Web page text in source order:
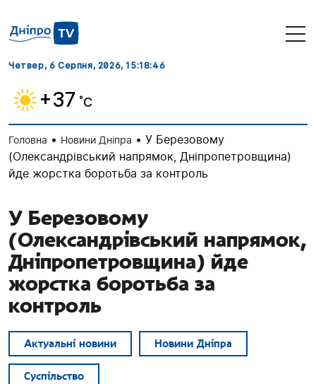
Четвер, 6 Серпня, 2026, 15:18:47
+37 ˚C
Головна • Новини Дніпра • У Березовому
(Олександрівський напрямок, Дніпропетровщина)
йде жорстка боротьба за контроль
У Березовому
(Олександрівський напрямок,
Дніпропетровщина) йде
жорстка боротьба за
контроль
Актуальні новини Новини Дніпра
Суспільство